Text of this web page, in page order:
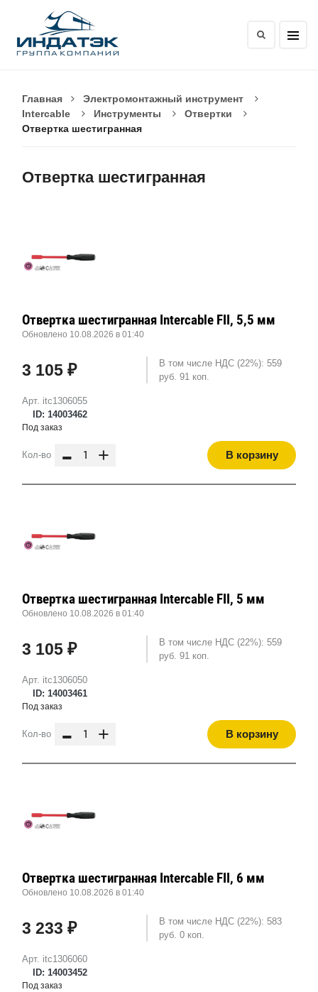
Главная
Электромонтажный инструмент
Intercable
Инструменты
Отвертки
Отвертка шестигранная
Отвертка шестигранная
Арт. itc1306055
ID: 14003462
Отвертка шестигранная Intercable FII, 5,5 мм
Обновлено 10.08.2026 в 01:40
3 105 ₽
В том числе НДС (22%): 559
руб. 91 коп.
Под заказ
Кол-во - + В корзину
Арт. itc1306050
ID: 14003461
Отвертка шестигранная Intercable FII, 5 мм
Обновлено 10.08.2026 в 01:40
3 105 ₽
В том числе НДС (22%): 559
руб. 91 коп.
Под заказ
Кол-во - + В корзину
Арт. itc1306060
ID: 14003452
Отвертка шестигранная Intercable FII, 6 мм
Обновлено 10.08.2026 в 01:40
3 233 ₽
В том числе НДС (22%): 583
руб. 0 коп.
Под заказ